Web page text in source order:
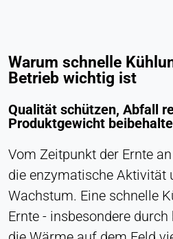
Warum schnelle
Betrieb wichtig ist
Qualität schützen, Abfall
Produktgewicht
Vom Zeitpunkt der Ernte
die enzymatische Aktivität
Wachstum. Eine schnelle
Ernte - insbesondere
Anbieter:
Heat Transfer Technology
Zweck:
Statistik
Sitzung
VERMARKTUNG
Zur Messung der